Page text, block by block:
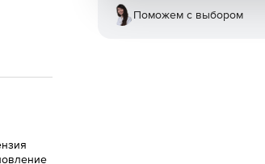
Поможем с выбором